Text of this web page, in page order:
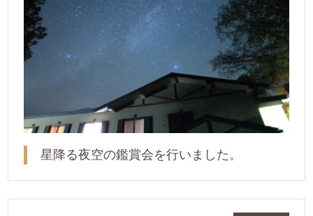
星降る夜空の鑑賞会を行いました。